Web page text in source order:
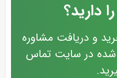
دارید؟
و دریافت مشاوره
شده در سایت تماس